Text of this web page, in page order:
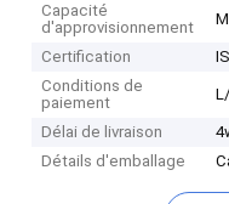
Capacité
d'approvisionnement
Certification
Conditions de
paiement
Délai de livraison
Détails d'emballage